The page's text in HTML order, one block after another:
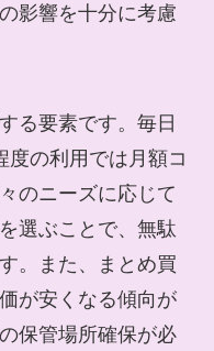
影響を十分に考慮
る要素です。毎日
度の利用では月額コ
のニーズに応じて
選ぶことで、無駄
。また、まとめ買
が安くなる傾向が
保管場所確保が必